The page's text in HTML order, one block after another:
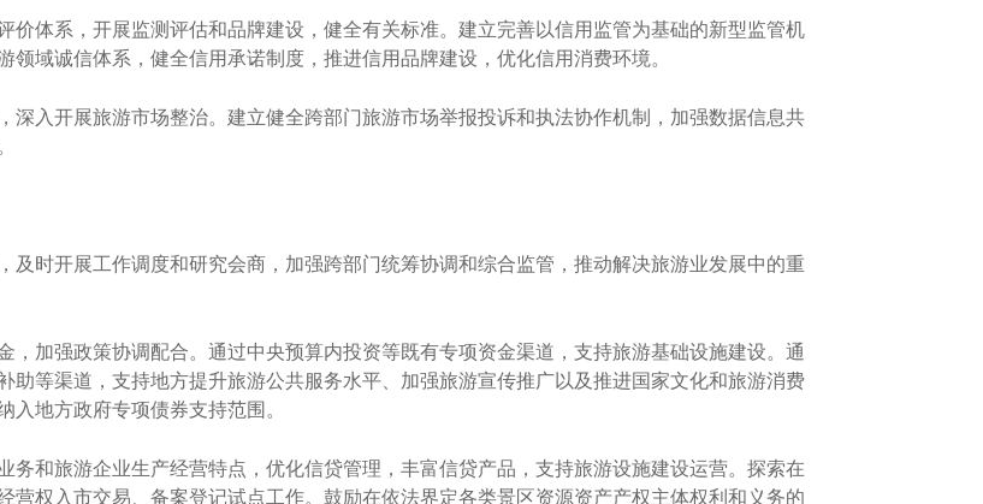
体系，开展监测评估和品牌建设，健全有关标准。建立完善以信用监管为基础的新型监管机
域诚信体系，健全信用承诺制度，推进信用品牌建设，优化信用消费环境。
入开展旅游市场整治。建立健全跨部门旅游市场举报投诉和执法协作机制，加强数据信息共
时开展工作调度和研究会商，加强跨部门统筹协调和综合监管，推动解决旅游业发展中的重
加强政策协调配合。通过中央预算内投资等既有专项资金渠道，支持旅游基础设施建设。通
助等渠道，支持地方提升旅游公共服务水平、加强旅游宣传推广以及推进国家文化和旅游消费
地方政府专项债券支持范围。
和旅游企业生产经营特点，优化信贷管理，丰富信贷产品，支持旅游设施建设运营。探索在
营权入市交易、备案登记试点工作。鼓励在依法界定各类景区资源资产产权主体权利和义务的